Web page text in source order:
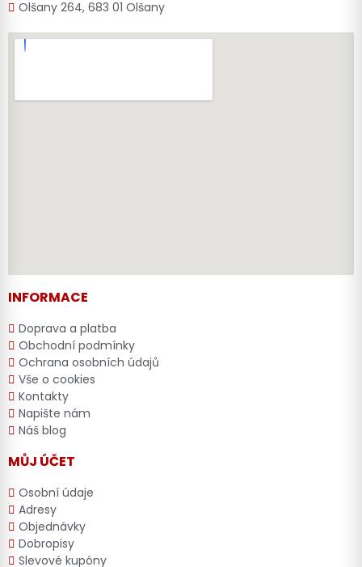
Olšany 264, 683 01 Olšany
INFORMACE
Doprava a platba
Obchodní podmínky
Ochrana osobních údajů
Vše o cookies
Kontakty
Napište nám
Náš blog
MŮJ ÚČET
Osobní údaje
Adresy
Objednávky
Dobropisy
Slevové kupóny